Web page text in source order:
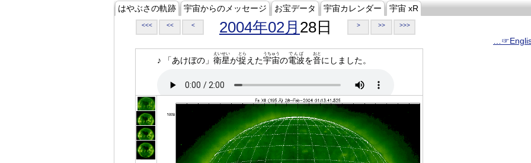
はやぶさの軌跡 宇宙からのメッセージ お宝データ 宇宙カレンダー 宇宙 xR
<<< << < 2004年02月 28日 > >> >>>
♪ 「あけぼの」 衛星
えいせい
が捉
とら
えた宇宙
うちゅう
の電波
でんぱ
を音
おと
にしました。